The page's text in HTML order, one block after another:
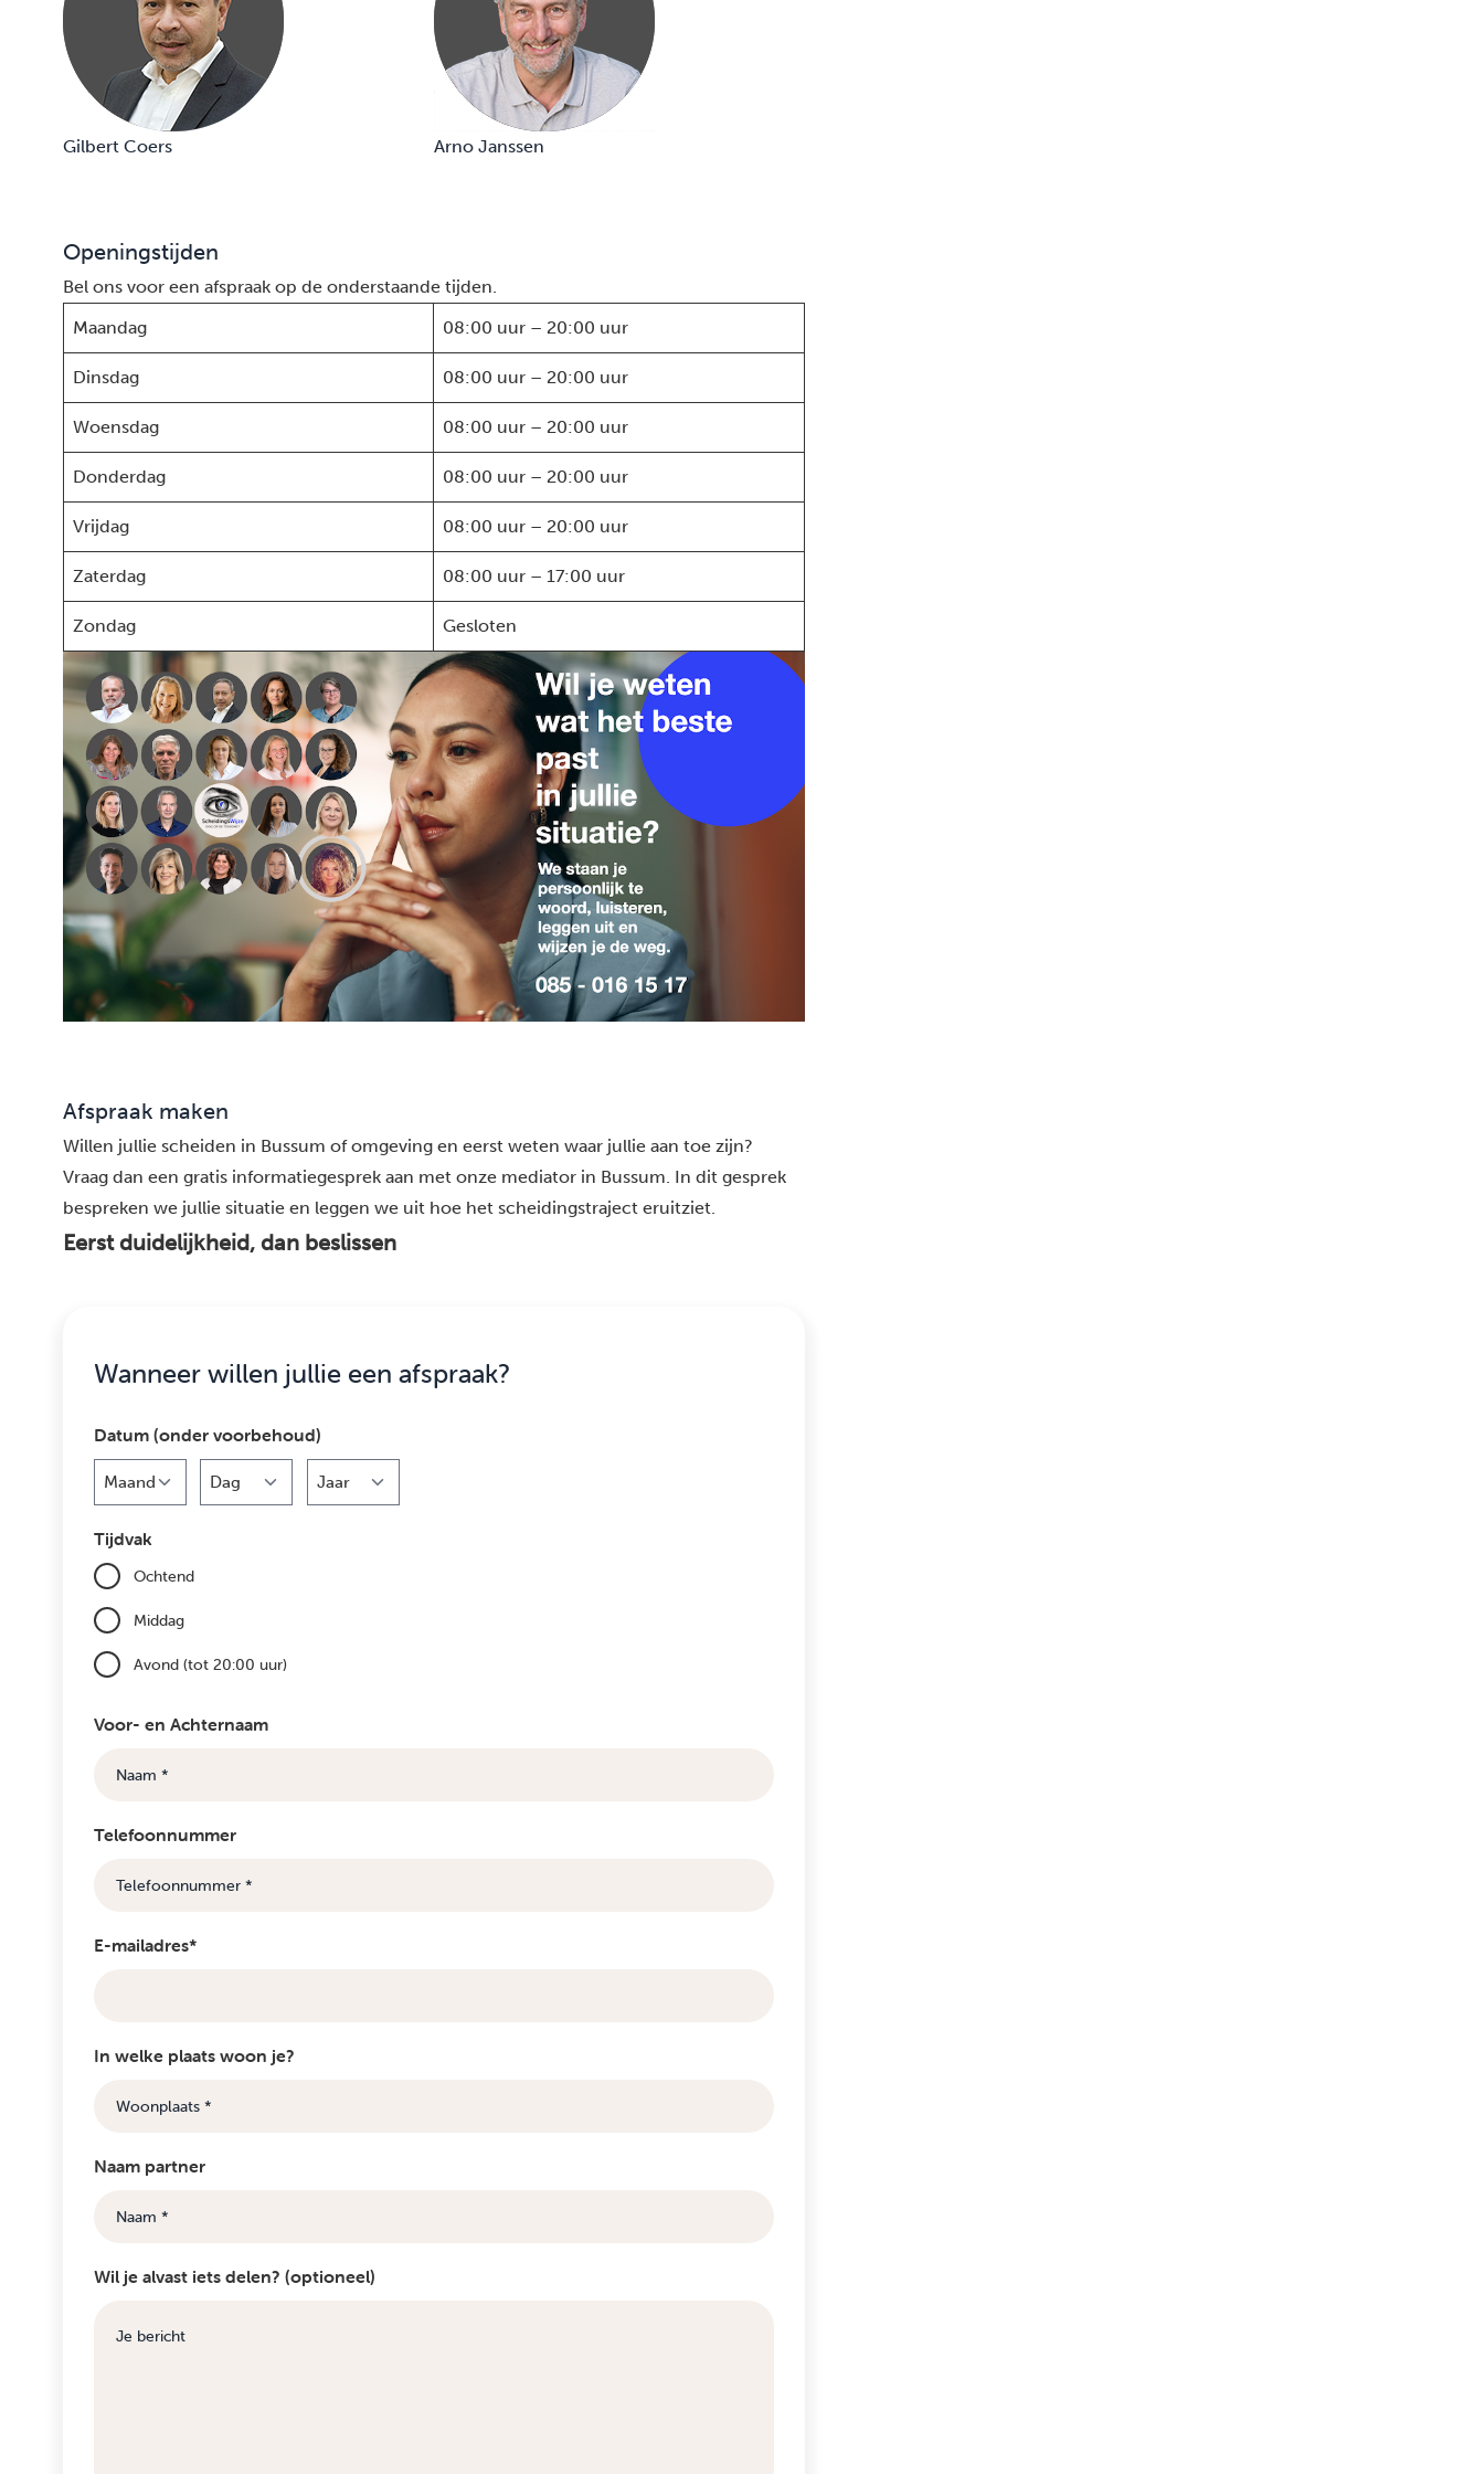
Gilbert Coers Arno Janssen
Openingstijden
Bel ons voor een afspraak op de onderstaande tijden.
Maandag
08:00 uur – 20:00 uur
Dinsdag 08:00 uur – 20:00 uur
Woensdag 08:00 uur – 20:00 uur
Donderdag 08:00 uur – 20:00 uur
Vrijdag 08:00 uur – 20:00 uur
Zaterdag 08:00 uur – 17:00 uur
Zondag Gesloten
Afspraak maken
Willen jullie scheiden in Bussum of omgeving en eerst weten waar jullie aan toe zijn?
Vraag dan een gratis informatiegesprek aan met onze mediator in Bussum. In dit gesprek
bespreken we jullie situatie en leggen we uit hoe het scheidingstraject eruitziet.
Eerst duidelijkheid, dan beslissen
Wanneer willen jullie een afspraak?
Datum (onder voorbehoud)
Tijdvak
Ochtend
Middag
Avond (tot 20:00 uur)
Voor- en Achternaam
Telefoonnummer
E-mailadres*
In welke plaats woon je?
Naam partner
Wil je alvast iets delen? (optioneel)